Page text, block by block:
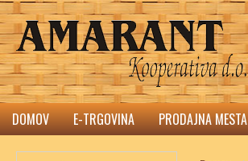
DOMOV E-TRGOVINA PRODAJNA MESTA